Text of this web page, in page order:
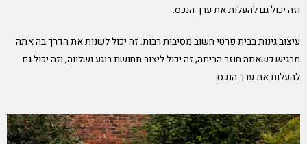
וזה יכול גם להעלות את ערך הנכס.
עיצוב גינות בבית פרטי חשוב מסיבות רבות. זה יכול לשנות את הדרך בה אתה
מרגיש כשאתה חוזר הביתה, זה יכול ליצור תחושת רוגע ושלווה, וזה יכול גם
להעלות את ערך הנכס.